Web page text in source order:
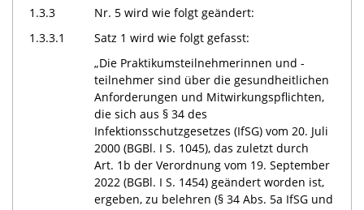
1.3.3
Nr. 5 wird wie folgt geändert:
1.3.3.1
Satz 1 wird wie folgt gefasst:
„Die Praktikumsteilnehmerinnen und -
teilnehmer sind über die gesundheitlichen
Anforderungen und Mitwirkungspflichten,
die sich aus § 34 des
Infektionsschutzgesetzes (IfSG) vom 20. Juli
2000 (BGBl. I S. 1045), das zuletzt durch
Art. 1b der Verordnung vom 19. September
2022 (BGBl. I S. 1454) geändert worden ist,
ergeben, zu belehren (§ 34 Abs. 5a IfSG und